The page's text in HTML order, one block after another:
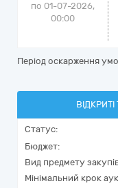
по 01-07-2026,
00:00
Період оскарження
Статус:
Бюджет:
Вид предмету
Мінімальний крок